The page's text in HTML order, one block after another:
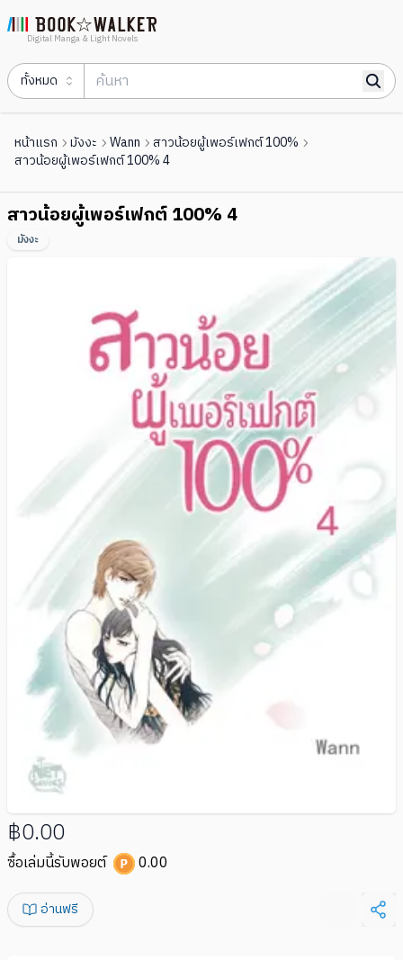
Digital Manga & Light Novels
ทั้งหมด
หน้าแรก มังงะ Wann
สาวน้อยผู้เพอร์เฟกต์ 100%
สาวน้อยผู้เพอร์เฟกต์ 100% 4
สาวน้อยผู้เพอร์เฟกต์ 100% 4
มังงะ
฿0.00
ซื้อเล่มนี้รับพอยต์ 0.00
อ่านฟรี